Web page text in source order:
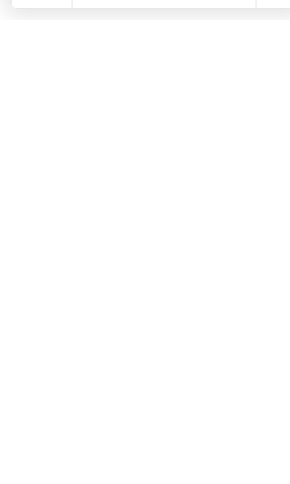
Min.
Min. 22 EUR